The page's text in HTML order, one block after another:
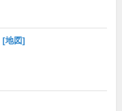
[地図]